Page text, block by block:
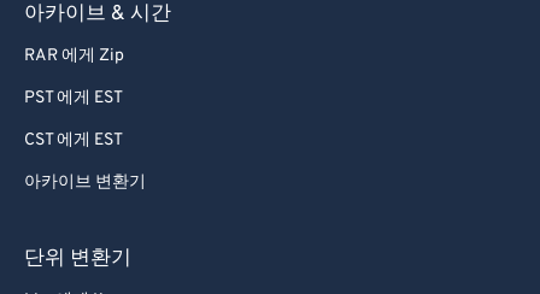
아카이브 & 시간
RAR 에게 Zip
PST 에게 EST
CST 에게 EST
아카이브 변환기
단위 변환기